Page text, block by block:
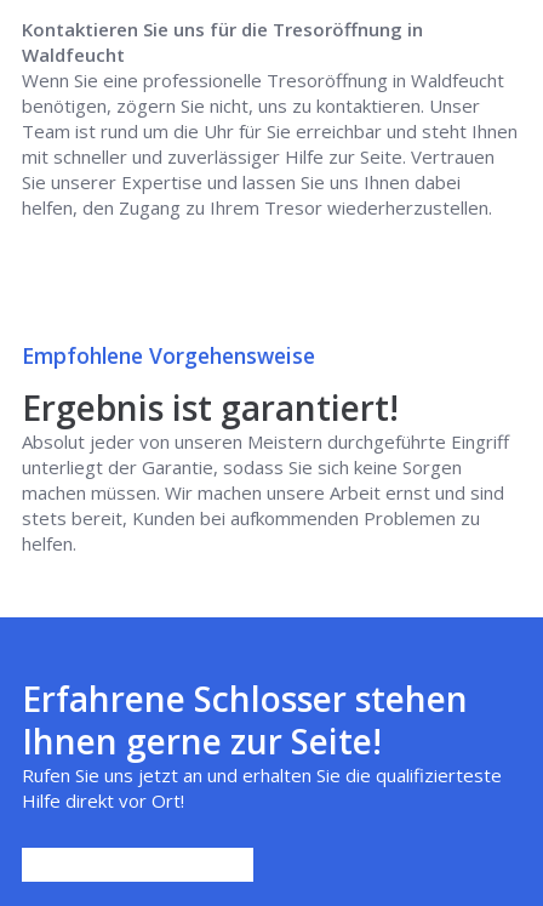
Kontaktieren Sie uns für die Tresoröffnung in
Waldfeucht
Wenn Sie eine professionelle Tresoröffnung in Waldfeucht
benötigen, zögern Sie nicht, uns zu kontaktieren. Unser
Team ist rund um die Uhr für Sie erreichbar und steht Ihnen
mit schneller und zuverlässiger Hilfe zur Seite. Vertrauen
Sie unserer Expertise und lassen Sie uns Ihnen dabei
helfen, den Zugang zu Ihrem Tresor wiederherzustellen.
Empfohlene Vorgehensweise
Ergebnis ist garantiert!
Absolut jeder von unseren Meistern durchgeführte Eingriff
unterliegt der Garantie, sodass Sie sich keine Sorgen
machen müssen. Wir machen unsere Arbeit ernst und sind
stets bereit, Kunden bei aufkommenden Problemen zu
helfen.
Erfahrene Schlosser stehen
Ihnen gerne zur Seite!
Rufen Sie uns jetzt an und erhalten Sie die qualifizierteste
Hilfe direkt vor Ort!